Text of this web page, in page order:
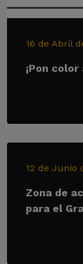
16 de Abril
¡Pon
12 de Junio
Zona de
para el